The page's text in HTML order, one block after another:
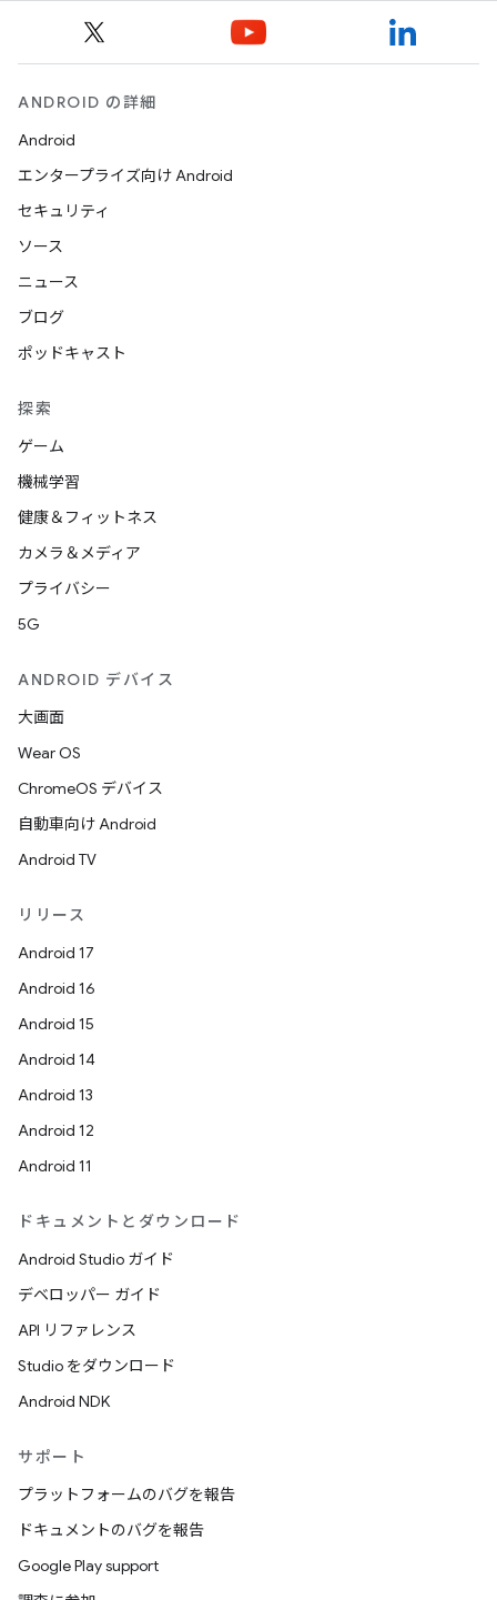
ANDROID の詳細
Android
エンタープライズ向け Android
セキュリティ
ソース
ニュース
ブログ
ポッドキャスト
探索
ゲーム
機械学習
健康＆フィットネス
カメラ＆メディア
プライバシー
5G
ANDROID デバイス
大画面
Wear OS
ChromeOS デバイス
自動車向け Android
Android TV
リリース
Android 17
Android 16
Android 15
Android 14
Android 13
Android 12
Android 11
ドキュメントとダウンロード
Android Studio ガイド
デベロッパー ガイド
API リファレンス
Studio をダウンロード
Android NDK
サポート
プラットフォームのバグを報告
ドキュメントのバグを報告
Google Play support